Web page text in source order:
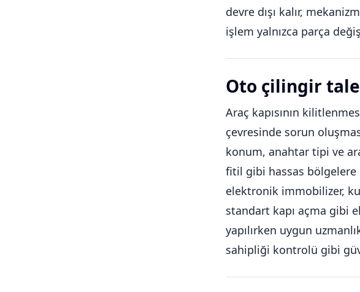
devre dışı kalır,
işlem yalnızca parça
Oto çilingir
Araç kapısının
çevresinde sorun
konum, anahtar tipi ve
fitil gibi hassas bölgelere
elektronik immobilizer,
standart kapı açma gibi
yapılırken uygun
sahipliği kontrolü gibi